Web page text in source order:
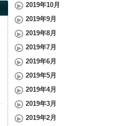
2019年10月
2019年9月
2019年8月
2019年7月
2019年6月
2019年5月
2019年4月
2019年3月
2019年2月